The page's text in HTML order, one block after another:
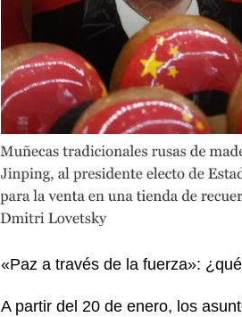
«Paz a través de la fuerza»:
A partir del 20 de enero, los